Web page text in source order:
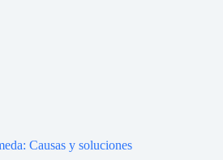
Causas y soluciones